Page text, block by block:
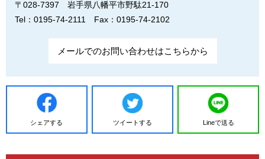
〒028-7397
岩手県八幡平市野駄21-170
Tel：0195-74-2111
Fax：0195-74-2102
メールでのお問い合わせはこちらから
シェアする ツイートする Lineで送る